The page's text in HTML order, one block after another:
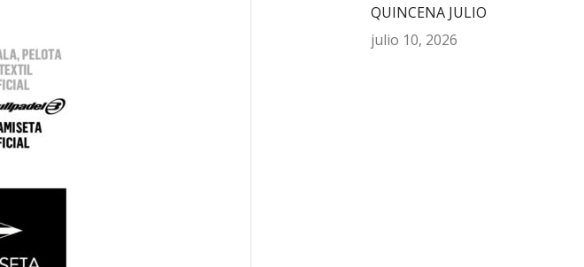
QUINCENA JULIO
julio 10, 2026